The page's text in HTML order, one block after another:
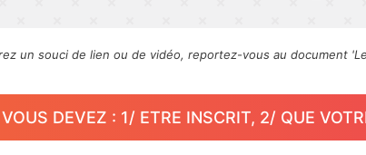
un souci de lien ou de vidéo, reportez-vous au document
DEVEZ : 1/ ETRE INSCRIT, 2/ QUE